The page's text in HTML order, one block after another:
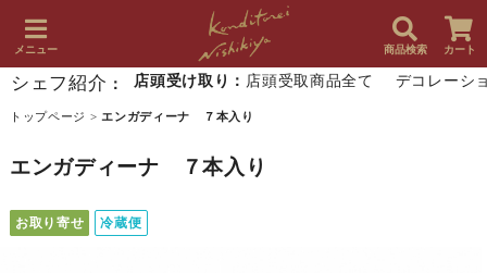
メニュー 商品検索 カート
シェフ紹介 ： 店頭受け取り： 店頭受取商品全て デコレーシ
トップページ > エンガディーナ ７本入り
エンガディーナ ７本入り
お取り寄せ 冷蔵便